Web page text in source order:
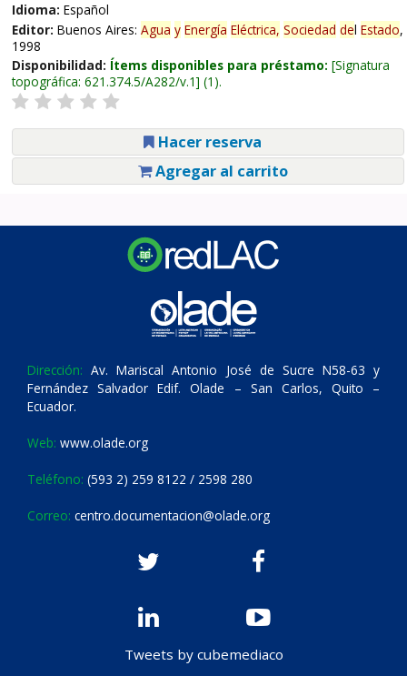
Idioma: Español
Editor: Buenos Aires: Agua y Energía Eléctrica, Sociedad del Estado,
1998
Disponibilidad: Ítems disponibles para préstamo: Signatura
topográfica: 621.374.5/A282/v.1 (1).
Hacer reserva
Agregar al carrito
Dirección: Av. Mariscal Antonio José de Sucre N58-63 y
Fernández Salvador Edif. Olade – San Carlos, Quito –
Ecuador.
Web: www.olade.org
Teléfono: (593 2) 259 8122 / 2598 280
Correo: centro.documentacion@olade.org
Tweets by cubemediaco